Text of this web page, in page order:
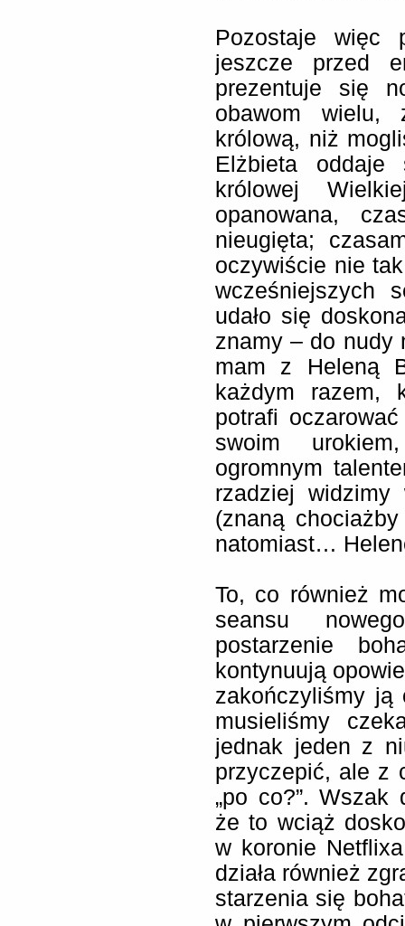
Pozostaje więc
jeszcze przed
prezentuje się
obawom wielu,
królową, niż
Elżbieta oddaje
królowej
opanowana,
nieugięta;
oczywiście nie
wcześniejszych
udało się
znamy – do nudy
mam z Heleną
każdym razem,
potrafi
swoim
ogromnym
rzadziej widzimy
(znaną
natomiast…
To, co również
seansu
postarzenie
kontynuują
zakończyliśmy ją
musieliśmy
jednak jeden z
przyczepić, ale z
„po co?”.
że to wciąż
w koronie
działa również
starzenia się